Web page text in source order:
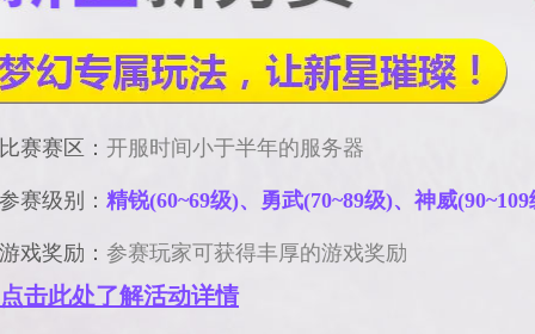
比赛赛区： 开服时间小于半年的服务器
参赛级别： 精锐(60~69级)、勇武(70~89级)、神威(90~109
游戏奖励： 参赛玩家可获得丰厚的游戏奖励
点击此处了解活动详情